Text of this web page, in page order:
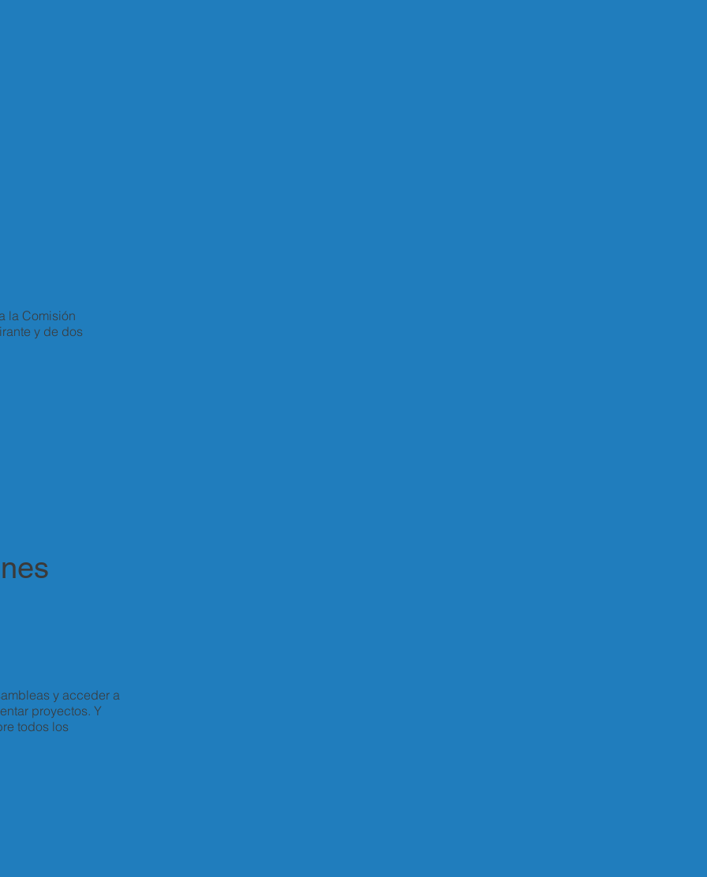
la Comisión
y de dos
y acceder a
proyectos. Y
todos los